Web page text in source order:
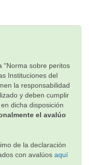
“Norma sobre peritos
Instituciones del
la responsabilidad
y deben cumplir
dicha disposición
el avalúo
de la declaración
con avalúos aquí